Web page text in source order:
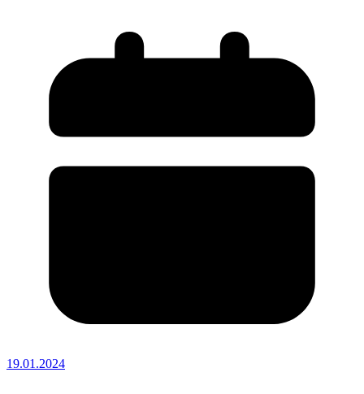
19.01.2024